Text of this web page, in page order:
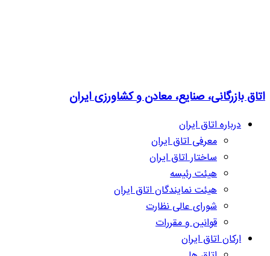
اتاق بازرگانی، صنایع، معادن و کشاورزی ایران
درباره اتاق ایران
معرفی اتاق ایران
ساختار اتاق ایران
هیئت رئیسه
هیئت نمایندگان اتاق ایران
شورای عالی نظارت
قوانین و مقررات
ارکان اتاق ایران